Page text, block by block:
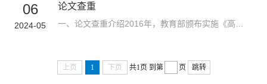
06
2024-05
论文查重
上页 1 下页 共1页 到第 页 跳转